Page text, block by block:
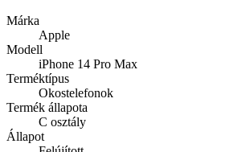
Márka
Apple
Modell
iPhone 14 Pro Max
Terméktípus
Okostelefonok
Termék állapota
C osztály
Állapot